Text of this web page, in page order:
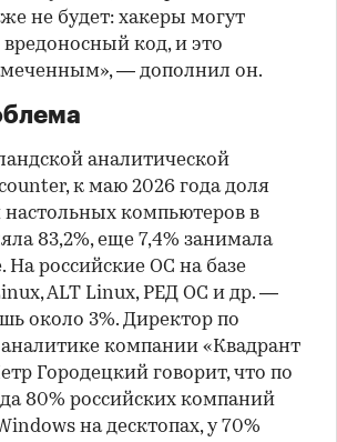
не будет: хакеры могут
вредоносный код, и это
— дополнил он.
аналитической
к маю 2026 года доля
настольных компьютеров в
83,2%, еще 7,4% занимала
На российские ОС на базе
ALT Linux, РЕД ОС и др. —
около 3%. Директор по
компании «Квадрант
Городецкий говорит, что по
80% российских компаний
на десктопах, у 70%